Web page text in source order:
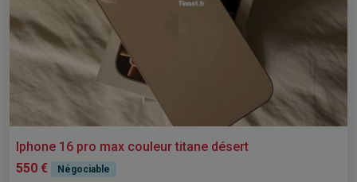
Iphone 16 pro max couleur titane désert
550 €
Négociable